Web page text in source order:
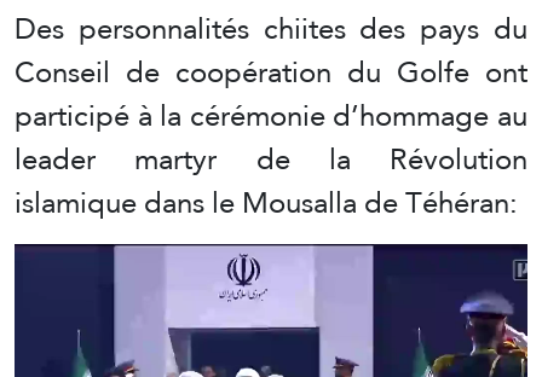
Des personnalités chiites des pays du
Conseil de coopération du Golfe ont
participé à la cérémonie d’hommage au
leader martyr de la Révolution
islamique dans le Mousalla de Téhéran: